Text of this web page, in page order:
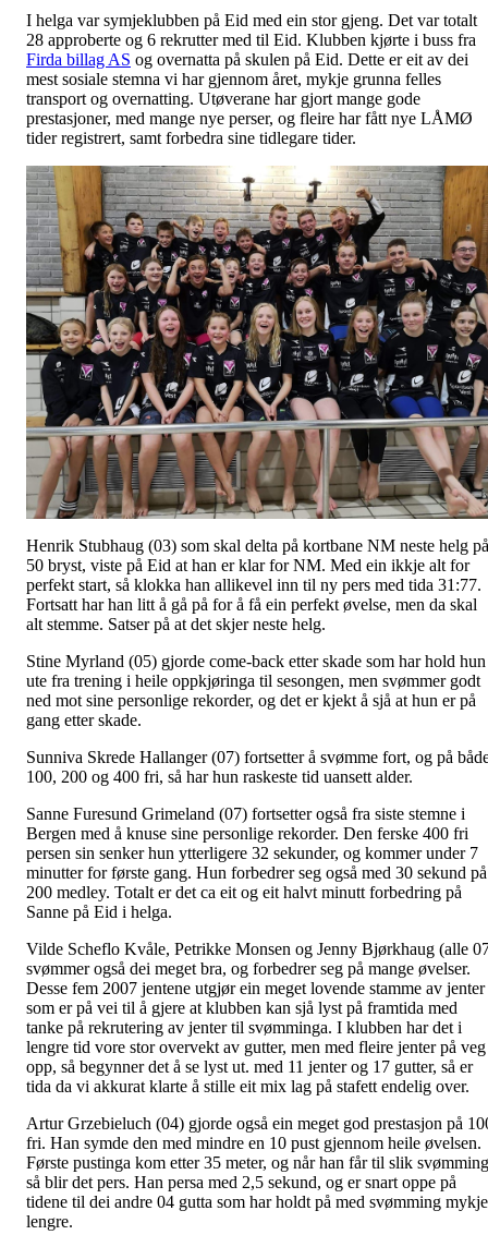
I helga var symjeklubben på Eid med ein stor gjeng. Det var totalt
28 approberte og 6 rekrutter med til Eid. Klubben kjørte i buss fra
Firda billag AS og overnatta på skulen på Eid. Dette er eit av dei
mest sosiale stemna vi har gjennom året, mykje grunna felles
transport og overnatting. Utøverane har gjort mange gode
prestasjoner, med mange nye perser, og fleire har fått nye LÅMØ
tider registrert, samt forbedra sine tidlegare tider.
Henrik Stubhaug (03) som skal delta på kortbane NM neste helg på
50 bryst, viste på Eid at han er klar for NM. Med ein ikkje alt for
perfekt start, så klokka han allikevel inn til ny pers med tida 31:77.
Fortsatt har han litt å gå på for å få ein perfekt øvelse, men da skal
alt stemme. Satser på at det skjer neste helg.
Stine Myrland (05) gjorde come-back etter skade som har hold hun
ute fra trening i heile oppkjøringa til sesongen, men svømmer godt
ned mot sine personlige rekorder, og det er kjekt å sjå at hun er på
gang etter skade.
Sunniva Skrede Hallanger (07) fortsetter å svømme fort, og på
100, 200 og 400 fri, så har hun raskeste tid uansett alder.
Sanne Furesund Grimeland (07) fortsetter også fra siste stemne i
Bergen med å knuse sine personlige rekorder. Den ferske 400 fri
persen sin senker hun ytterligere 32 sekunder, og kommer under 7
minutter for første gang. Hun forbedrer seg også med 30 sekund på
200 medley. Totalt er det ca eit og eit halvt minutt forbedring på
Sanne på Eid i helga.
Vilde Scheflo Kvåle, Petrikke Monsen og Jenny Bjørkhaug (alle
svømmer også dei meget bra, og forbedrer seg på mange øvelser.
Desse fem 2007 jentene utgjør ein meget lovende stamme av jenter
som er på vei til å gjere at klubben kan sjå lyst på framtida med
tanke på rekrutering av jenter til svømminga. I klubben har det i
lengre tid vore stor overvekt av gutter, men med fleire jenter på veg
opp, så begynner det å se lyst ut. med 11 jenter og 17 gutter, så er
tida da vi akkurat klarte å stille eit mix lag på stafett endelig over.
Artur Grzebieluch (04) gjorde også ein meget god prestasjon på
fri. Han symde den med mindre en 10 pust gjennom heile øvelsen.
Første pustinga kom etter 35 meter, og når han får til slik
så blir det pers. Han persa med 2,5 sekund, og er snart oppe på
tidene til dei andre 04 gutta som har holdt på med svømming mykje
lengre.